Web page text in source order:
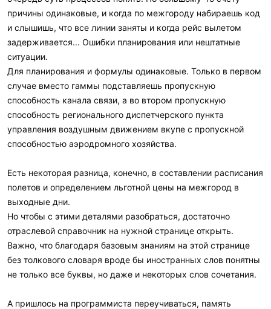
причины одинаковые, и когда по межгороду набираешь код
и слышишь, что все линии заняты и когда рейс вылетом
задерживается... Ошибки планирования или нештатные
ситуации.
Для планирования и формулы одинаковые. Только в первом
случае вместо гаммы подставляешь пропускную
способность канала связи, а во втором пропускную
способность регионального диспетчерского пункта
управления воздушным движением вкупе с пропускной
способностью аэродромного хозяйства.
Есть некоторая разница, конечно, в составлении расписания
полетов и определением льготной цены на межгород в
выходные дни.
Но чтобы с этими деталями разобраться, достаточно
отраслевой справочник на нужной странице открыть.
Важно, что благодаря базовым знаниям на этой странице
без толкового словаря вроде бы иностранных слов понятны
не только все буквы, но даже и некоторых слов сочетания.
А пришлось на программиста переучиваться, память